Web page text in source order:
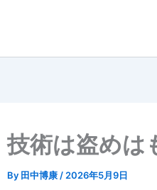
技術は盗めは
By 田中博康 / 2026年5月9日